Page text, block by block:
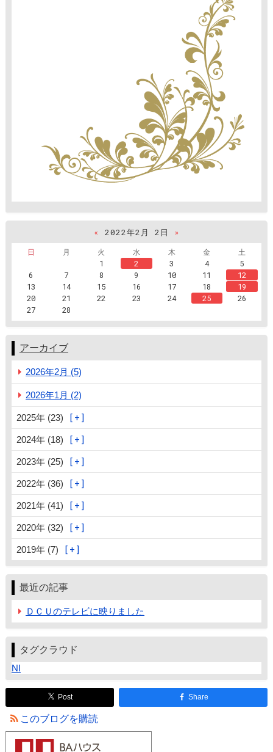
« 2022年2月 2日
»
日
月 火 水 木 金
土
1
2 3 4
5
6
7 8 9 10 11
12
13
14 15 16 17 18
19
20
21 22 23 24 25
26
27
28
アーカイブ
2026年2月 (5)
2026年1月 (2)
2025年 (23)
2024年 (18)
2023年 (25)
2022年 (36)
2021年 (41)
2020年 (32)
2019年 (7)
最近の記事
ＤＣＵのテレビに映りました
タグクラウド
NI
Post Share
このブログを購読